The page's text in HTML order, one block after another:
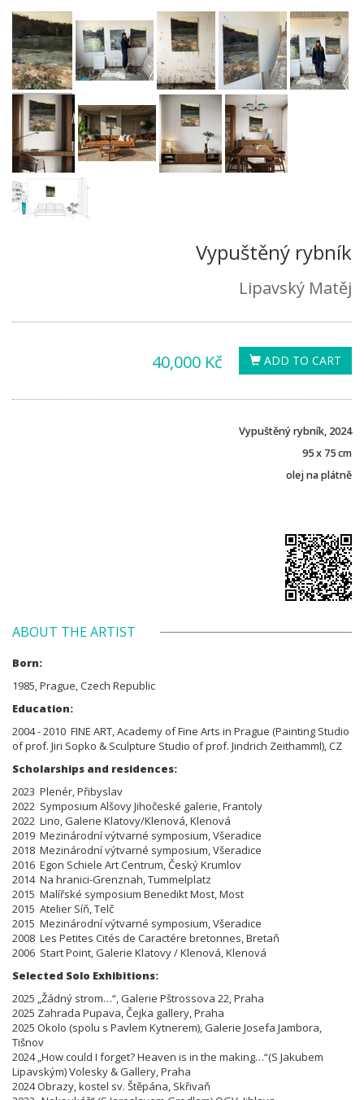
Vypuštěný rybník
Lipavský Matěj
ADD TO CART
40,000 Kč
Vypuštěný rybník, 2024
95 x 75 cm
olej na plátně
ABOUT THE ARTIST
Born:
1985, Prague, Czech Republic
Education:
2004 - 2010 FINE ART, Academy of Fine Arts in Prague (Painting Studio
of prof. Jiri Sopko & Sculpture Studio of prof. Jindrich Zeithamml), CZ
Scholarships and residences:
2023 Plenér, Přibyslav
2022 Symposium Alšovy Jihočeské galerie, Frantoly
2022 Lino, Galerie Klatovy/Klenová, Klenová
2019 Mezinárodní výtvarné symposium, Všeradice
2018 Mezinárodní výtvarné symposium, Všeradice
2016 Egon Schiele Art Centrum, Český Krumlov
2014 Na hranici-Grenznah, Tummelplatz
2015 Malířské symposium Benedikt Most, Most
2015 Atelier Síň, Telč
2015 Mezinárodní výtvarné symposium, Všeradice
2008 Les Petites Cités de Caractére bretonnes, Bretaň
2006 Start Point, Galerie Klatovy / Klenová, Klenová
Selected Solo Exhibitions:
2025 „Žádný strom…“, Galerie Pštrossova 22, Praha
2025 Zahrada Pupava, Čejka gallery, Praha
2025 Okolo (spolu s Pavlem Kytnerem), Galerie Josefa Jambora,
Tišnov
2024 „How could I forget? Heaven is in the making…“(S Jakubem
Lipavským) Volesky & Gallery, Praha
2024 Obrazy, kostel sv. Štěpána, Skřivaň